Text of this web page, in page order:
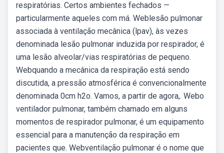
respiratórias. Certos ambientes fechados —
particularmente aqueles com má. Weblesão pulmonar
associada à ventilação mecânica (lpav), às vezes
denominada lesão pulmonar induzida por respirador, é
uma lesão alveolar/vias respiratórias de pequeno.
Webquando a mecânica da respiração está sendo
discutida, a pressão atmosférica é convencionalmente
denominada 0cm h2o. Vamos, a partir de agora,. Webo
ventilador pulmonar, também chamado em alguns
momentos de respirador pulmonar, é um equipamento
essencial para a manutenção da respiração em
pacientes que. Webventilação pulmonar é o nome que